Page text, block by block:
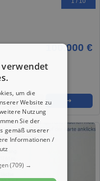
100.000 €
★ ➦ ➜
verwendet
um die
Website zu
Nutzung
Sie der
gemäß unserer
Informationen /
(709) →